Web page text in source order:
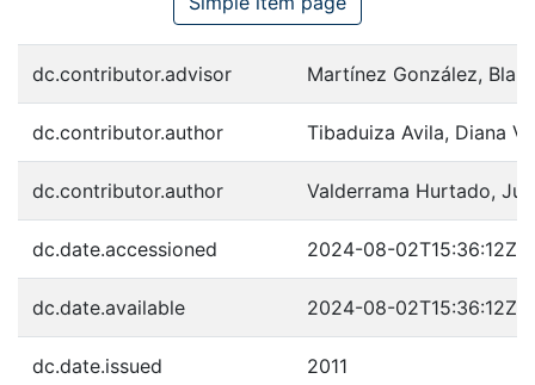
dc.contributor.advisor Martínez González,
dc.contributor.author Tibaduiza Avila, Diana
dc.contributor.author Valderrama Hurtado,
dc.date.accessioned 2024-08-02T15:36:12Z
dc.date.available 2024-08-02T15:36:12Z
dc.date.issued 2011